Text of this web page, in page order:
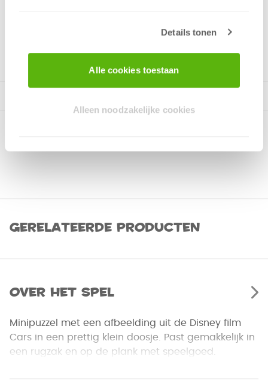
Details tonen
Alle cookies toestaan
Alleen noodzakelijke cookies
Gerelateerde producten
Over het spel
Minipuzzel met een afbeelding uit de Disney film
Cars in een prettig klein doosje. Past gemakkelijk in
een rugzak en op de plank met speelgoed.